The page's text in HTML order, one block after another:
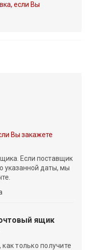
если Вы
Вы закажете
Если поставщик
указанной даты, мы
ящик
только получите